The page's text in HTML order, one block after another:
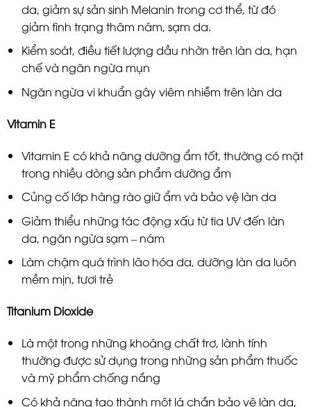
da, giảm sự sản sinh Melanin trong cơ thể, từ đó
giảm tình trạng thâm nám, sạm da.
Kiểm soát, điều tiết lượng dầu nhờn trên làn da, hạn
chế và ngăn ngừa mụn
Ngăn ngừa vi khuẩn gây viêm nhiễm trên làn da
Vitamin E
Vitamin E có khả năng dưỡng ẩm tốt, thường có mặt
trong nhiều dòng sản phẩm dưỡng ẩm
Củng cố lớp hàng rào giữ ẩm và bảo vệ làn da
Giảm thiểu những tác động xấu từ tia UV đến làn
da, ngăn ngừa sạm – nám
Làm chậm quá trình lão hóa da, dưỡng làn da luôn
mềm mịn, tươi trẻ
Titanium Dioxide
Là một trong những khoáng chất trơ, lành tính
thường được sử dụng trong những sản phẩm thuốc
và mỹ phẩm chống nắng
Có khả năng tạo thành một lá chắn bảo vệ làn da,